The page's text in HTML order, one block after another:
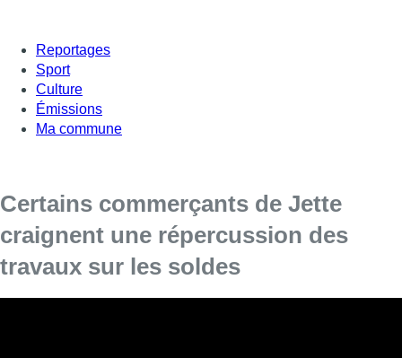
Reportages
Sport
Culture
Émissions
Ma commune
Certains commerçants de Jette
craignent une répercussion des
travaux sur les soldes